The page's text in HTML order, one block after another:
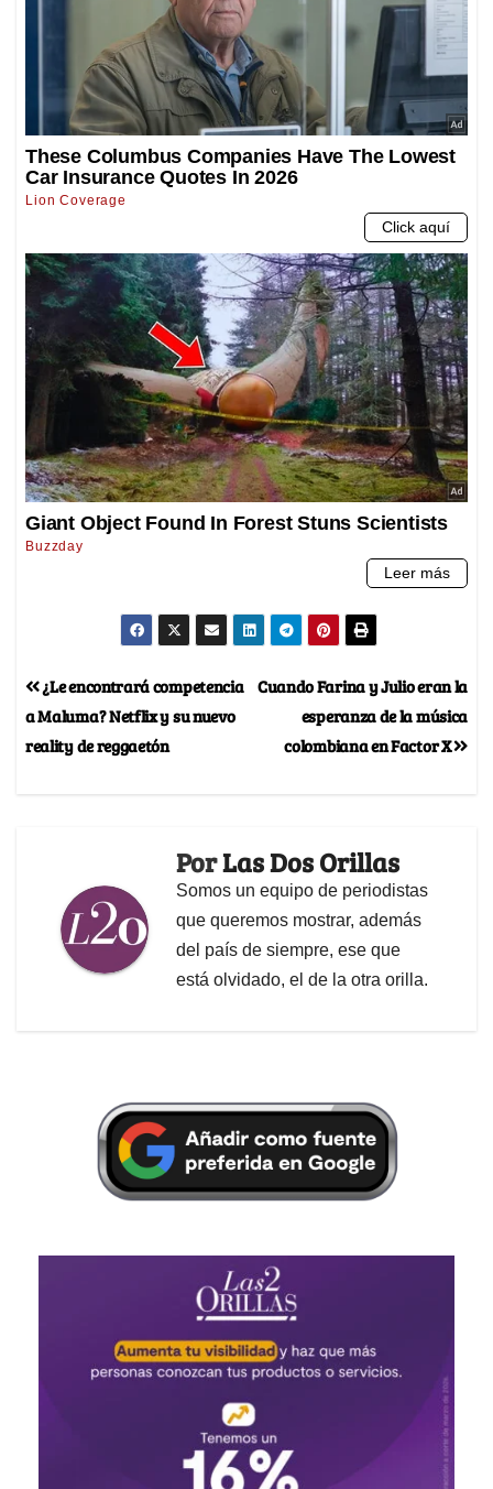
Cuando Farina y Julio eran la
esperanza de la música
colombiana en Factor X
¿Le encontrará competencia
a Maluma? Netflix y su nuevo
reality de reggaetón
PorLas Dos Orillas
Somos un equipo de periodistas
que queremos mostrar, además
del país de siempre, ese que
está olvidado, el de la otra orilla.